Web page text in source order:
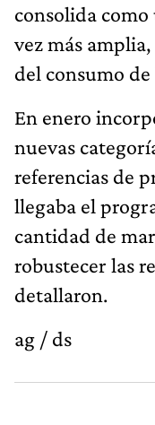
consolida como
vez más
del consumo
En enero
nuevas
referencias de
llegaba el
cantidad de
robustecer las
detallaron.
ag / ds